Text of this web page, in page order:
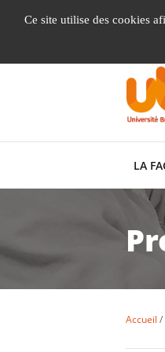
LA
Accueil
Ce site utilise des cookies